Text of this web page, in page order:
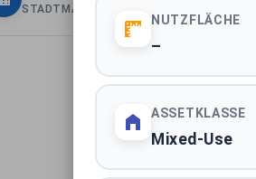
STADTMARKT
NUTZFLÄCHE
–
ASSETKLASSE
Mixed-Use